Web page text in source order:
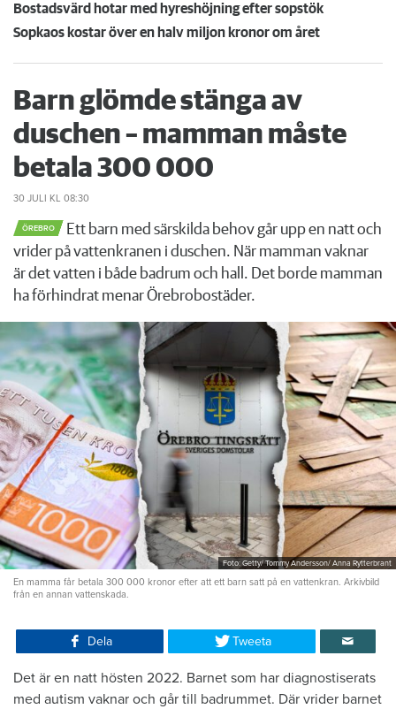
Bostadsvärd hotar med hyreshöjning efter sopstök
Sopkaos kostar över en halv miljon kronor om året
Barn glömde stänga av
duschen – mamman måste
betala 300 000
30 JULI KL 08:30
ÖREBRO
Ett barn med särskilda behov går upp en natt och
vrider på vattenkranen i duschen. När mamman vaknar
är det vatten i både badrum och hall. Det borde mamman
ha förhindrat menar Örebrobostäder.
Foto: Getty/ Tommy Andersson/ Anna Rytterbrant
En mamma får betala 300 000 kronor efter att ett barn satt på en vattenkran. Arkivbild
från en annan vattenskada.
Dela Tweeta
Det är en natt hösten 2022. Barnet som har diagnostiserats
med autism vaknar och går till badrummet. Där vrider barnet